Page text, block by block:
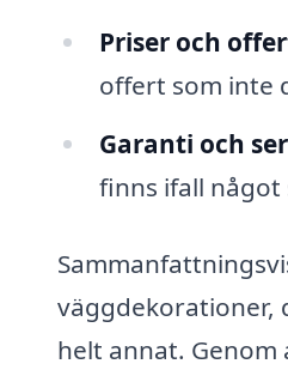
Priser och
offert som inte
Garanti och
finns ifall
väggdekorationer,
helt annat.